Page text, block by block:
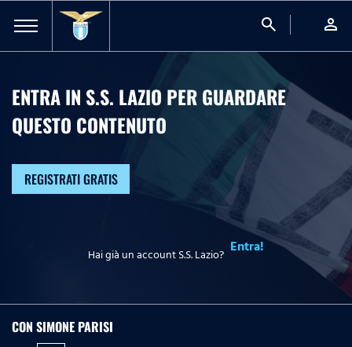
search person
ENTRA IN S.S. LAZIO PER GUARDARE
QUESTO CONTENUTO
REGISTRATI GRATIS
Hai già un account S.S. Lazio? Entra!
CON SIMONE PARISI